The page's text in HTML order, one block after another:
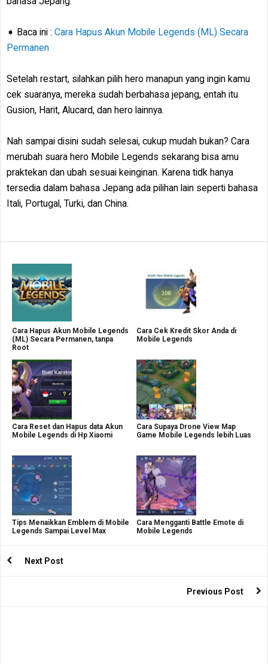
➧ Baca ini : Cara Hapus Akun Mobile Legends (ML) Secara
Permanen
Setelah restart, silahkan pilih hero manapun yang ingin kamu
cek suaranya, mereka sudah berbahasa jepang, entah itu
Gusion, Harit, Alucard, dan hero lainnya.
Nah sampai disini sudah selesai, cukup mudah bukan? Cara
merubah suara hero Mobile Legends sekarang bisa amu
praktekan dan ubah sesuai keinginan. Karena tidk hanya
tersedia dalam bahasa Jepang ada pilihan lain seperti bahasa
Itali, Portugal, Turki, dan China.
Cara Hapus Akun Mobile Legends
(ML) Secara Permanen, tanpa
Root
Cara Cek Kredit Skor Anda di
Mobile Legends
Cara Reset dan Hapus data Akun
Mobile Legends di Hp Xiaomi
Cara Supaya Drone View Map
Game Mobile Legends lebih Luas
Tips Menaikkan Emblem di Mobile
Legends Sampai Level Max
Cara Mengganti Battle Emote di
Mobile Legends
Next Post
Previous Post